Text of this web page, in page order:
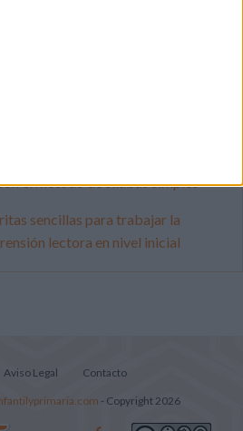
el método de sílabas simples
sencillas para trabajar la
lectora en nivel inicial
Aviso Legal Contacto
- Copyright 2026